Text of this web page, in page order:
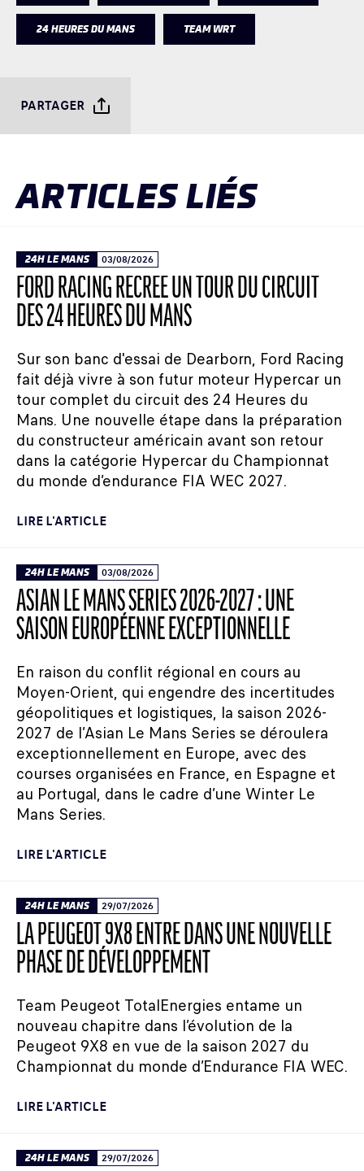
24 HEURES DU MANS TEAM WRT
PARTAGER
ARTICLES LIÉS
24H LE MANS 03/08/2026
FORD RACING RECRÉE UN TOUR DU CIRCUIT
DES 24 HEURES DU MANS
Sur son banc d'essai de Dearborn, Ford Racing
fait déjà vivre à son futur moteur Hypercar un
tour complet du circuit des 24 Heures du
Mans. Une nouvelle étape dans la préparation
du constructeur américain avant son retour
dans la catégorie Hypercar du Championnat
du monde d’endurance FIA WEC 2027.
LIRE L'ARTICLE
24H LE MANS 03/08/2026
ASIAN LE MANS SERIES 2026-2027 : UNE
SAISON EUROPÉENNE EXCEPTIONNELLE
En raison du conflit régional en cours au
Moyen-Orient, qui engendre des incertitudes
géopolitiques et logistiques, la saison 2026-
2027 de l’Asian Le Mans Series se déroulera
exceptionnellement en Europe, avec des
courses organisées en France, en Espagne et
au Portugal, dans le cadre d’une Winter Le
Mans Series.
LIRE L'ARTICLE
24H LE MANS 29/07/2026
LA PEUGEOT 9X8 ENTRE DANS UNE NOUVELLE
PHASE DE DÉVELOPPEMENT
Team Peugeot TotalEnergies entame un
nouveau chapitre dans l’évolution de la
Peugeot 9X8 en vue de la saison 2027 du
Championnat du monde d’Endurance FIA WEC.
LIRE L'ARTICLE
24H LE MANS 29/07/2026